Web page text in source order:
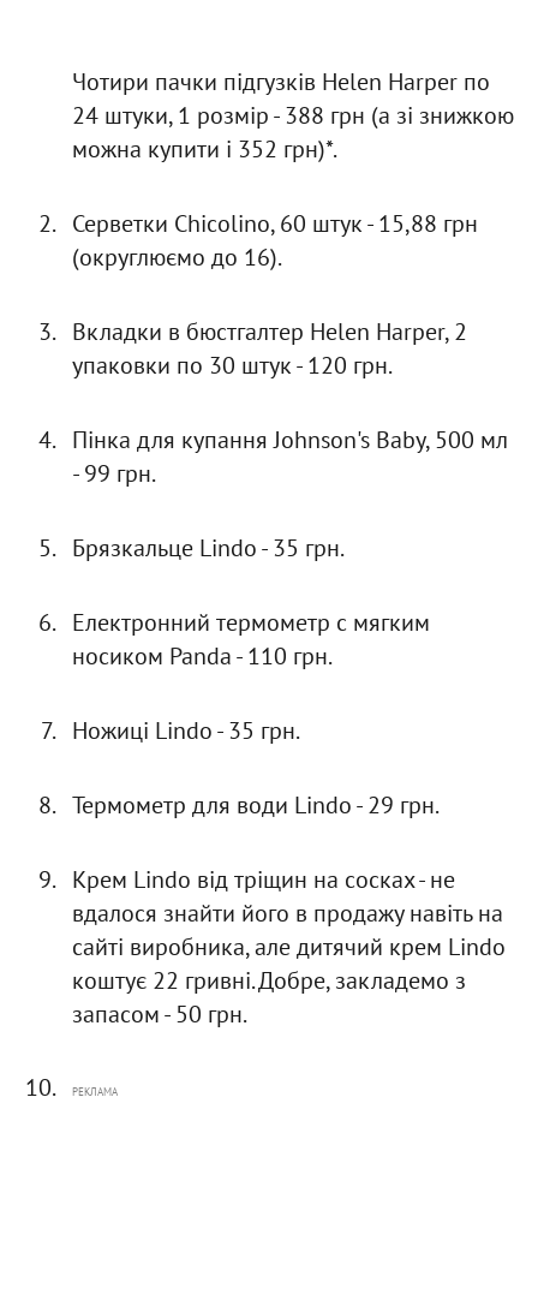
Чотири пачки підгузків Helen Harper по
24 штуки, 1 розмір - 388 грн (а зі знижкою
можна купити і 352 грн)*.
Серветки Chicolino, 60 штук - 15,88 грн
(округлюємо до 16).
Вкладки в бюстгалтер Helen Harper, 2
упаковки по 30 штук - 120 грн.
Пінка для купання Johnson's Baby, 500 мл
- 99 грн.
Брязкальце Lindo - 35 грн.
Електронний термометр с мягким
носиком Panda - 110 грн.
Ножиці Lindo - 35 грн.
Термометр для води Lindо - 29 грн.
Крем Lindo від тріщин на сосках - не
вдалося знайти його в продажу навіть на
сайті виробника, але дитячий крем Lindo
коштує 22 гривні. Добре, закладемо з
запасом - 50 грн.
РЕКЛАМА